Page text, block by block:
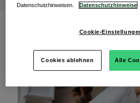
Datenschutzhinweisen.
Datenschutzhinweise
Cookie-
Cookies ablehnen Alle